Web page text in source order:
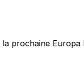
prochaine Europa